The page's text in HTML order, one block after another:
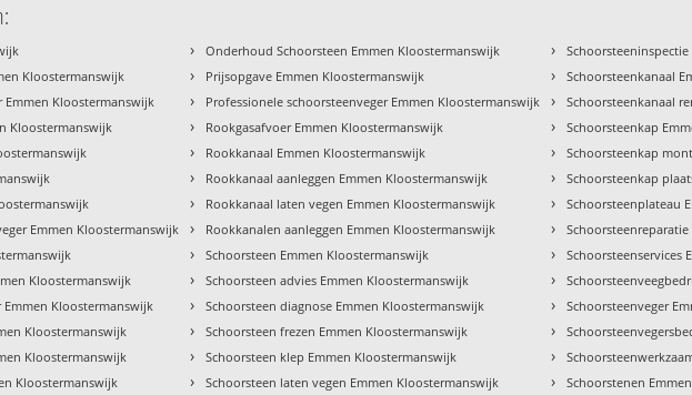
Kloostermanswijk
Emmen Kloostermanswijk
Kloostermanswijk
Emmen Kloostermanswijk
Kloostermanswijk
Kloostermanswijk
Kloostermanswijk
Kloostermanswijk
Kloostermanswijk
› Onderhoud Schoorsteen Emmen Kloostermanswijk
› Prijsopgave Emmen Kloostermanswijk
› Professionele schoorsteenveger Emmen Kloostermanswijk
› Rookgasafvoer Emmen Kloostermanswijk
› Rookkanaal Emmen Kloostermanswijk
› Rookkanaal aanleggen Emmen Kloostermanswijk
› Rookkanaal laten vegen Emmen Kloostermanswijk
› Rookkanalen aanleggen Emmen Kloostermanswijk
› Schoorsteen Emmen Kloostermanswijk
› Schoorsteen advies Emmen Kloostermanswijk
› Schoorsteen diagnose Emmen Kloostermanswijk
› Schoorsteen frezen Emmen Kloostermanswijk
› Schoorsteen klep Emmen Kloostermanswijk
› Schoorsteen laten vegen Emmen Kloostermanswijk
›
› Schoorsteenkanaal
› Schoorsteenkanaal
› Schoorsteenkap
› Schoorsteenkap
› Schoorsteenkap
› Schoorsteenplateau
›
› Schoorsteenservices
›
› Schoorsteenveger
›
›
› Schoorstenen